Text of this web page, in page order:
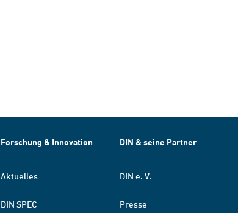
Forschung & Innovation
Aktuelles
DIN SPEC
DIN & seine Partner
DIN e. V.
Presse